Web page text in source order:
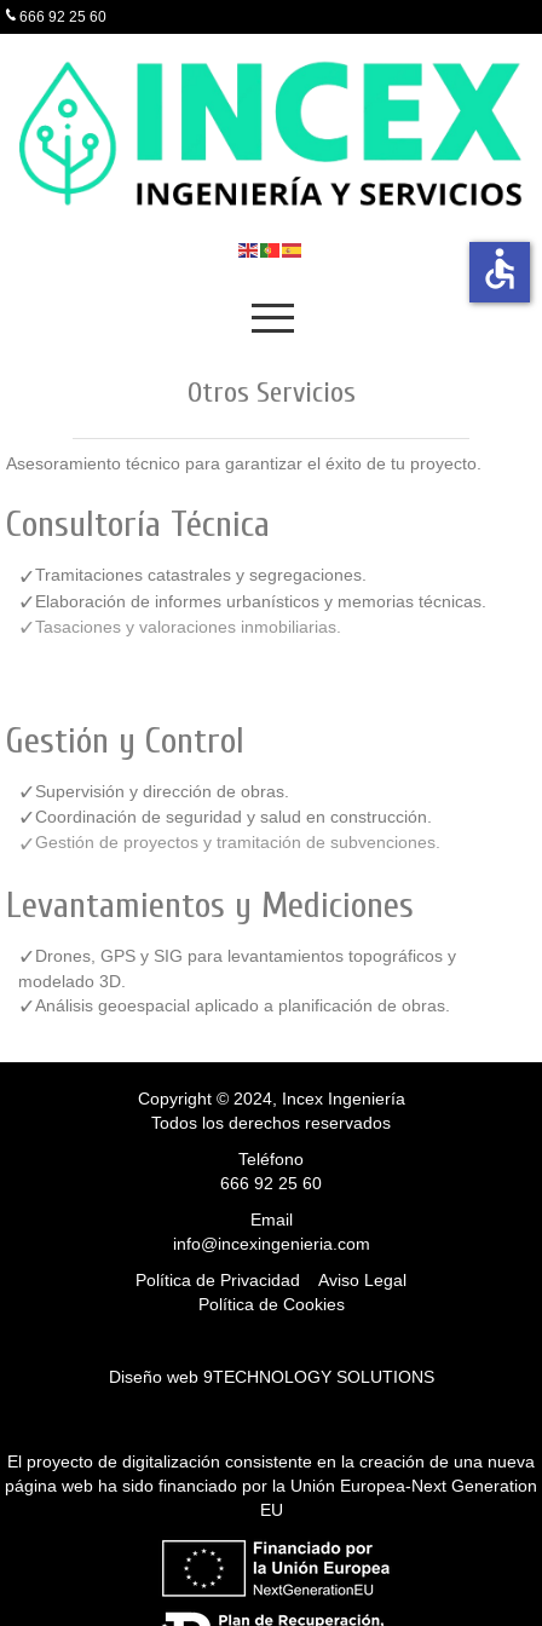
666 92 25 60
Otros Servicios
Asesoramiento técnico para garantizar el éxito de tu proyecto.
Consultoría Técnica
Tramitaciones catastrales y segregaciones.
Elaboración de informes urbanísticos y memorias técnicas.
Tasaciones y valoraciones inmobiliarias.
Gestión y Control
Supervisión y dirección de obras.
Coordinación de seguridad y salud en construcción.
Gestión de proyectos y tramitación de subvenciones.
Levantamientos y Mediciones
Drones, GPS y SIG para levantamientos topográficos y
modelado 3D.
Análisis geoespacial aplicado a planificación de obras.
Copyright © 2024, Incex Ingeniería
Todos los derechos reservados
Teléfono
666 92 25 60
Email
info@incexingenieria.com
Política de Privacidad
Aviso Legal
Política de Cookies
Diseño web 9TECHNOLOGY SOLUTIONS
El proyecto de digitalización consistente en la creación de una nueva
página web ha sido financiado por la Unión Europea-Next Generation
EU
accessible